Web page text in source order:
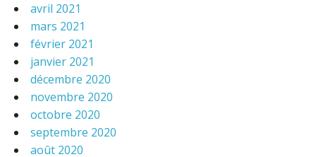
avril 2021
mars 2021
février 2021
janvier 2021
décembre 2020
novembre 2020
octobre 2020
septembre 2020
août 2020